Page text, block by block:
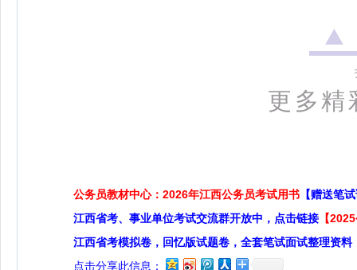
更多精
公务员教材中心：2026年江西公务员考试用书 【赠送笔
江西省考、事业单位考试交流群开放中，点击链接 【
江西省考模拟卷，回忆版试题卷，全套笔试面试整理资料
点击分享此信息：